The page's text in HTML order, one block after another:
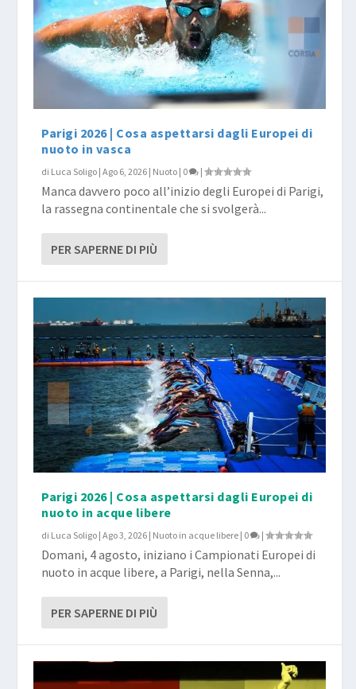
Parigi 2026 | Cosa aspettarsi dagli Europei di
nuoto in vasca
di Luca Soligo |Ago 6, 2026 | Nuoto | 0 |
Manca davvero poco all’inizio degli Europei di Parigi,
la rassegna continentale che si svolgerà...
PER SAPERNE DI PIÙ
Parigi 2026 | Cosa aspettarsi dagli Europei di
nuoto in acque libere
di Luca Soligo |Ago 3, 2026 | Nuoto in acque libere | 0 |
Domani, 4 agosto, iniziano i Campionati Europei di
nuoto in acque libere, a Parigi, nella Senna,...
PER SAPERNE DI PIÙ